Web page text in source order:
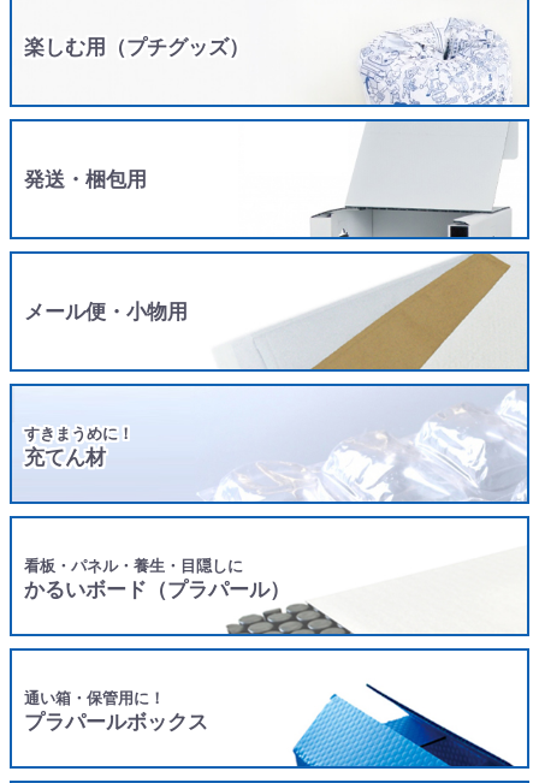
楽しむ用（プチグッズ）
発送・梱包用
メール便・小物用
すきまうめに！
充てん材
看板・パネル・養生・目隠しに
かるいボード（プラパール）
通い箱・保管用に！
プラパールボックス